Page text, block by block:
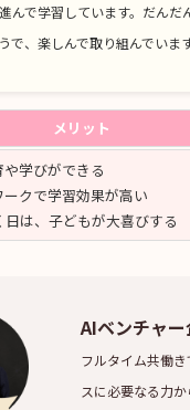
んで学習しています。だんだ
で、楽しんで取り組んでいます
メリット
学びができる
クで学習効果が高い
は、子どもが大喜びする
AIベンチャ
フルタイム共働
スに必要なる力